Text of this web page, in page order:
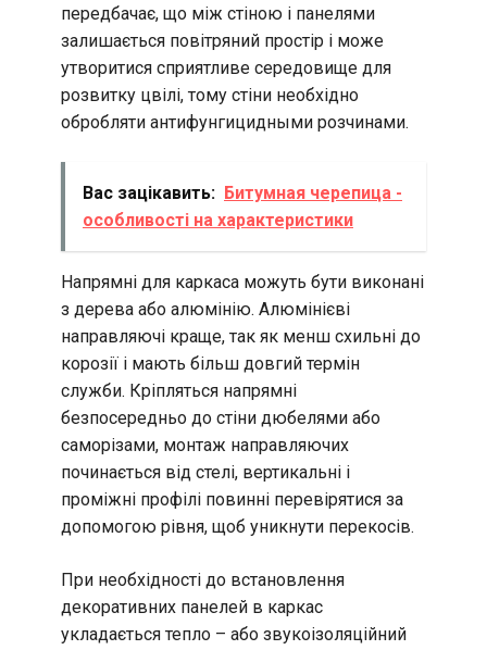
передбачає, що між стіною і панелями
залишається повітряний простір і може
утворитися сприятливе середовище для
розвитку цвілі, тому стіни необхідно
обробляти антифунгицидными розчинами.
Вас зацікавить: Битумная черепица -
особливості на характеристики
Напрямні для каркаса можуть бути виконані
з дерева або алюмінію. Алюмінієві
направляючі краще, так як менш схильні до
корозії і мають більш довгий термін
служби. Кріпляться напрямні
безпосередньо до стіни дюбелями або
саморізами, монтаж направляючих
починається від стелі, вертикальні і
проміжні профілі повинні перевірятися за
допомогою рівня, щоб уникнути перекосів.
При необхідності до встановлення
декоративних панелей в каркас
укладається тепло – або звукоізоляційний